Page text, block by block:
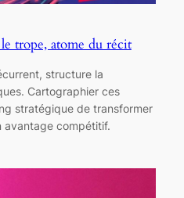
trope, atome du récit
structure la
Cartographier ces
stratégique de transformer
avantage compétitif.